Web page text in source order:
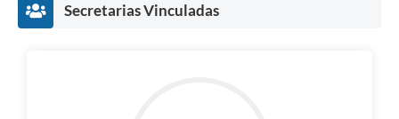
Secretarias Vinculadas